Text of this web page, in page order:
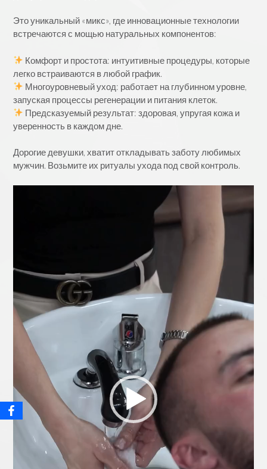
Это уникальный «микс», где инновационные технологии
встречаются с мощью натуральных компонентов:
Комфорт и простота: интуитивные процедуры, которые
легко встраиваются в любой график.
Многоуровневый уход: работает на глубинном уровне,
запуская процессы регенерации и питания клеток.
Предсказуемый результат: здоровая, упругая кожа и
уверенность в каждом дне.
Дорогие девушки, хватит откладывать заботу любимых
мужчин. Возьмите их ритуалы ухода под свой контроль.